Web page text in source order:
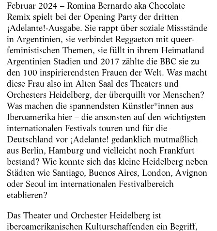
Februar 2024 – Romina Bernardo aka Chocolate
Remix spielt bei der Opening Party der dritten
¡Adelante!-Ausgabe. Sie rappt über soziale Missstände
in Argentinien, sie verbindet Reggaeton mit queer-
feministischen Themen, sie füllt in ihrem Heimatland
Argentinien Stadien und 2017 zählte die BBC sie zu
den 100 inspirierendsten Frauen der Welt. Was macht
diese Frau also im Alten Saal des Theaters und
Orchesters Heidelberg, der überquillt vor Menschen?
Was machen die spannendsten Künstler*innen aus
Iberoamerika hier – die ansonsten auf den wichtigsten
internationalen Festivals touren und für die
Deutschland vor ¡Adelante! gedanklich mutmaßlich
aus Berlin, Hamburg und vielleicht noch Frankfurt
bestand? Wie konnte sich das kleine Heidelberg neben
Städten wie Santiago, Buenos Aires, London, Avignon
oder Seoul im internationalen Festivalbereich
etablieren?
Das Theater und Orchester Heidelberg ist
iberoamerika­nischen Kulturschaffenden ein Begriff,